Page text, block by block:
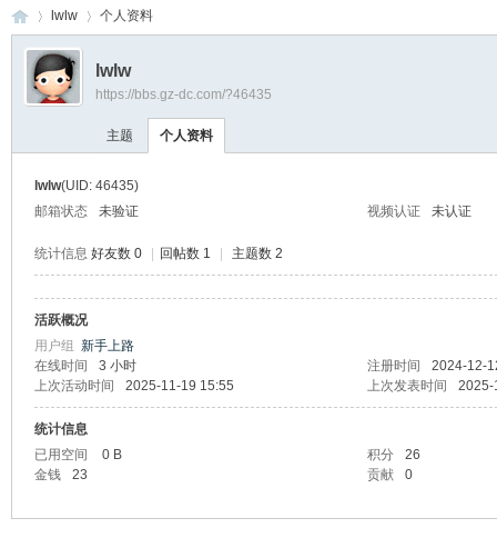
›
lwlw
›
个人资料
lwlw
https://bbs.gz-dc.com/?46435
主题 个人资料
lwlw(UID: 46435)
邮箱状态
未验证 视频认证 未认证
统计信息 好友数 0 回帖数 1 主题数 2
活跃概况
用户组 新手上路
在线时间
3 小时 注册时间
2024-12-
上次活动时间
2025-11-19 15:55 上次发表时间 2025-
统计信息
已用空间
0 B 积分
26
金钱
23 贡献 0